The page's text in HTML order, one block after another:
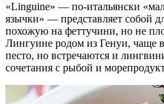
«Linguine» — по-итальянски
язычки» — представляет собой
похожую на феттучини, но не
Лингуине родом из Генуи, чаще
песто, но встречаются и
сочетания с рыбой и